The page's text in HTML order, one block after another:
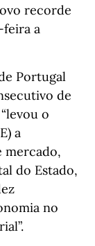
recorde
feira a
Portugal
de
o
a
mercado,
do Estado,
no